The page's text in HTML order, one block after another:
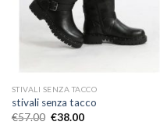
STIVALI SENZA TACCO
stivali senza tacco
€57.00 €38.00